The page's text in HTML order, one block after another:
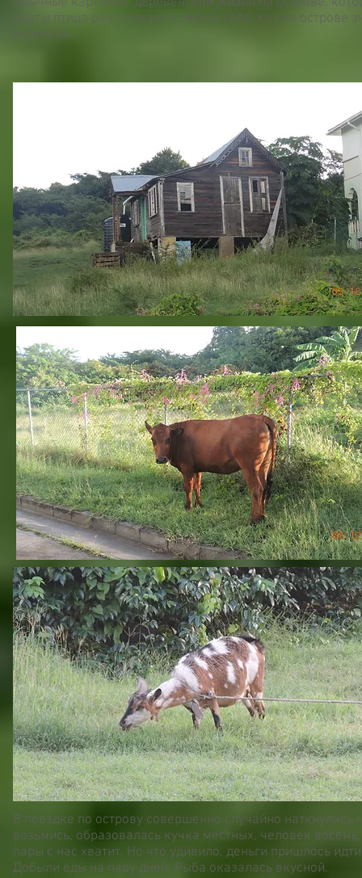
скот и птица разгуливают сами по себе, коз на
короткая...
В поездке по острову совершенно случайно
возьмись, образовалась кучка местных, человек
пары с нас хватит. Но что удивило, деньги пришлось
Добыли еды на пару дней. Рыба оказалась вкусной.